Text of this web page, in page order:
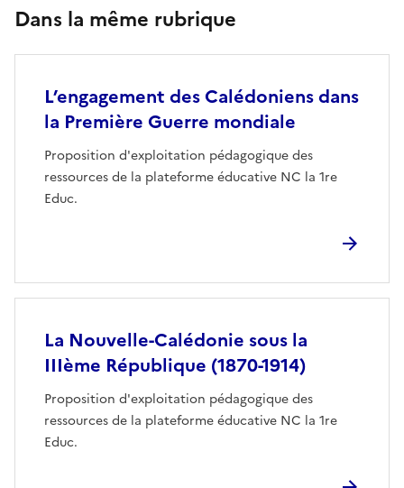
Dans la même rubrique
L’engagement des Calédoniens dans
la Première Guerre mondiale
Proposition d'exploitation pédagogique des
ressources de la plateforme éducative NC la 1re
Educ.
La Nouvelle-Calédonie sous la
IIIème République (1870-1914)
Proposition d'exploitation pédagogique des
ressources de la plateforme éducative NC la 1re
Educ.